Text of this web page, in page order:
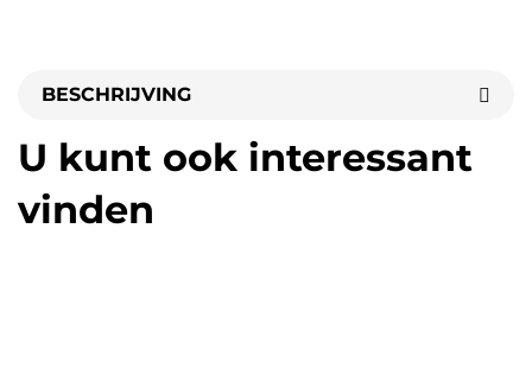
BESCHRIJVING
U kunt ook interessant
vinden